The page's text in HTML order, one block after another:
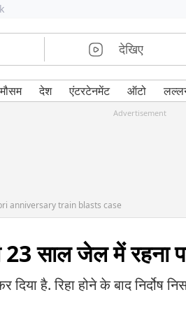
देखिए
मौसम देश एंटरटेनमेंट ऑटो
Advertisement
anniversary train blasts case
23 साल जेल में रहना
है. रिहा होने के बाद निर्दोष